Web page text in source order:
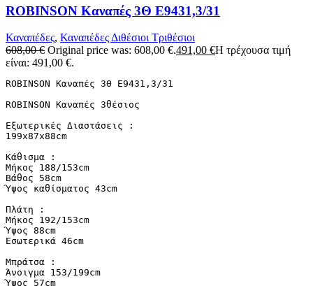
ROBINSON Kαναπές 3Θ Ε9431,3/31
Καναπέδες, Καναπέδες Διθέσιοι Τριθέσιοι
608,00€ Original price was: 608,00 €.491,00 €Η τρέχουσα τιμή
είναι: 491,00 €.
ROBINSON Kαναπές 3Θ Ε9431,3/31
ROBINSON Καναπές 3θέσιος
Εξωτερικές Διαστάσεις :
199x87x88cm
Κάθισμα :
Μήκος 188/153cm
Βάθος 58cm
Ύψος καθίσματος 43cm
Πλάτη :
Μήκος 192/153cm
Ύψος 88cm
Εσωτερικά 46cm
Μπράτσα :
Άνοιγμα 153/199cm
Ύψος 57cm